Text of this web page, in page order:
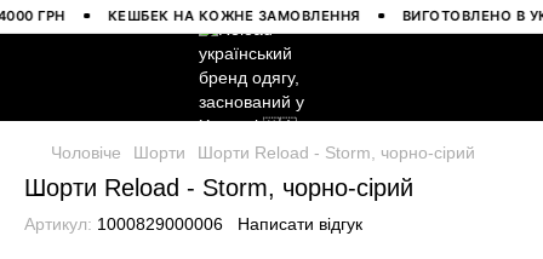
ГРН КЕШБЕК НА КОЖНЕ ЗАМОВЛЕННЯ ВИГОТОВЛЕНО В
Чоловіче Шорти Шорти Reload - Storm, чорно-сірий
Шорти Reload - Storm, чорно-сірий
Артикул: 1000829000006 Написати відгук